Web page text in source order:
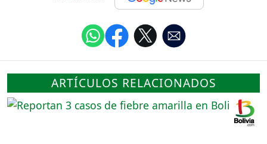
ARTÍCULOS RELACIONADOS